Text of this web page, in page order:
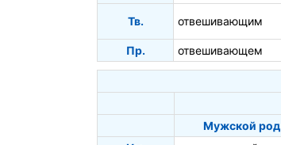
Тв. отвешивающим
Пр. отвешивающем
Мужской род